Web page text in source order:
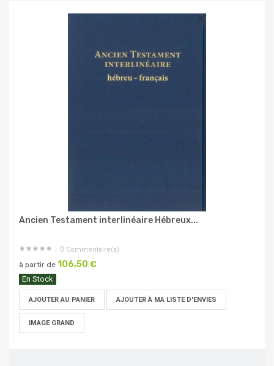
Ancien Testament interlinéaire Hébreux...
0 Commentaire(s)
à partir de 106,50 €
En Stock
AJOUTER AU PANIER AJOUTER À MA LISTE D'ENVIES
IMAGE GRAND